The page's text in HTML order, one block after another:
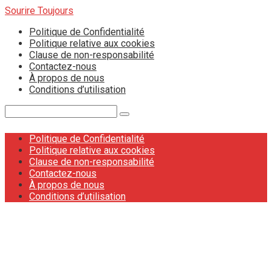
Skip
content
Sourire Toujours
Politique de Confidentialité
Politique relative aux cookies
Clause de non-responsabilité
Contactez-nous
À propos de nous
Conditions d’utilisation
Politique de Confidentialité
Politique relative aux cookies
Clause de non-responsabilité
Contactez-nous
À propos de nous
Conditions d’utilisation